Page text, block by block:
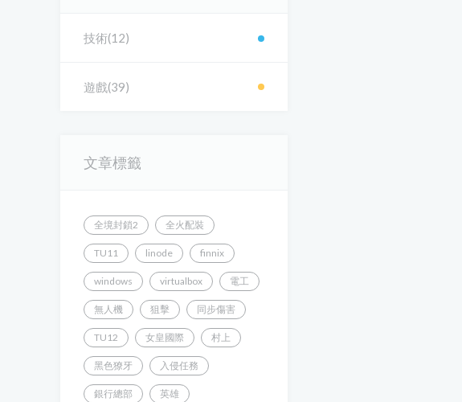
技術(12)
遊戲(39)
文章標籤
全境封鎖2 全火配裝
TU11 linode finnix
windows virtualbox 電工
無人機 狙擊 同步傷害
TU12 女皇國際 村上
黑色獠牙 入侵任務
銀行總部 英雄